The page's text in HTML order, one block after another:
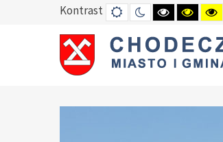
Kontrast DEFAULT
MODE
TRYB
NOCNY
HIGH
CONTRAST
BLACK
WHITE
MODE
HIGH
MODE